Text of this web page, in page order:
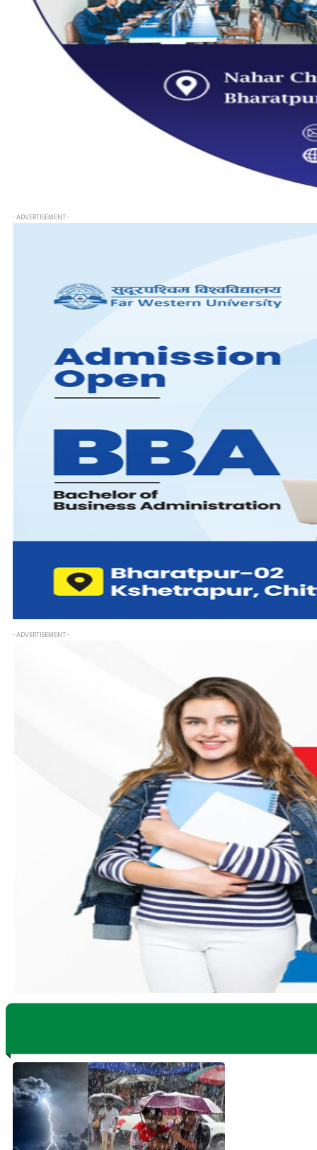
- ADVERTISEMENT -
- ADVERTISEMENT -